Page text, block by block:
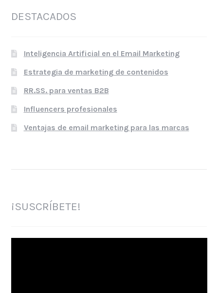
DESTACADOS
Inteligencia Artificial en el Email Marketing
Estrategia de marketing de contenidos
RR.SS. para ventas B2B
Influencers profesionales
Ventajas de email marketing para las marcas
¡SUSCRÍBETE!